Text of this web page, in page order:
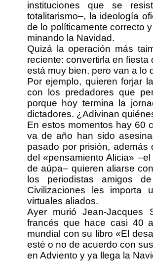
instituciones que se
totalitarismo–, la ideología
de lo políticamente correcto
minando la Navidad.
Quizá la operación más
reciente: convertirla en
está muy bien, pero van a lo
Por ejemplo, quieren forjar
con los predadores que
porque hoy termina la
dictadores. ¿Adivinan
En estos momentos hay 60
va de año han sido
pasado por prisión,
del «pensamiento Alicia»
de aúpa– quieren aliarse
los periodistas amigos
Civilizaciones les
virtuales aliados.
Ayer murió Jean-Jacques
francés que hace casi 40
mundial con su libro «El
esté o no de acuerdo con
en Adviento y ya llega la